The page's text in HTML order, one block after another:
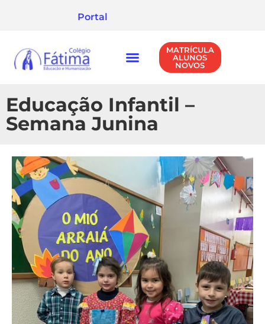
Portal
MATRÍCULA
ALUNOS
NOVOS
Educação Infantil –
Semana Junina